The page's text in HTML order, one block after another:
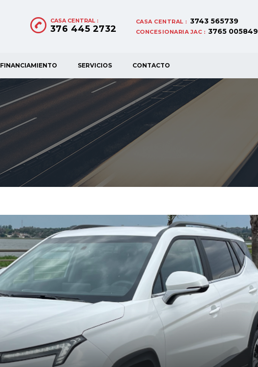
CASA CENTRAL : 3743 565739
CONCESIONARIA JAC : 3765 005849
CASA CENTRAL :
376 445 2732
FINANCIAMIENTO SERVICIOS CONTACTO